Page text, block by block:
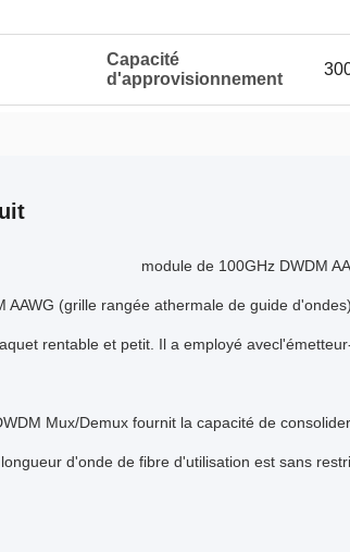
Capacité
d'approvisionnement
module de 100GHz DWDM
AAWG (grille rangée athermale de guide
rentable et petit. Il a employé avec
Mux/Demux fournit la capacité de
d'onde de fibre d'utilisation est sans